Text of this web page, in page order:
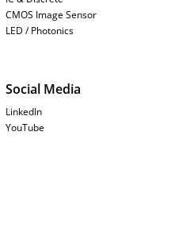
CMOS Image Sensor
LED / Photonics
Social Media
LinkedIn
YouTube